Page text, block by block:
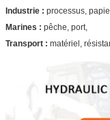
Industrie : processus,
Marines : pêche, port,
Transport : matériel,